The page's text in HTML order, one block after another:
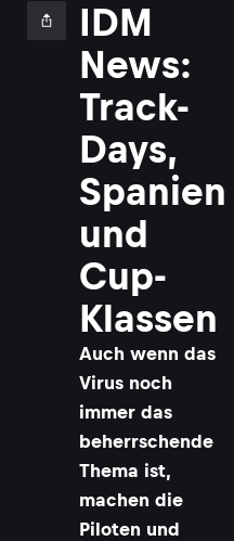
IDM
News:
Track-
Days,
Spanien
und
Cup-
Klassen
Auch wenn das
Virus noch
immer das
beherrschende
Thema ist,
machen die
Piloten und